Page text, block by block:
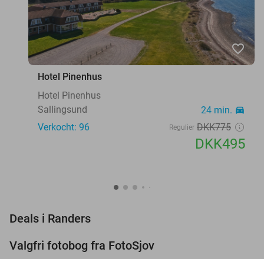
favorite_border
Hotel Pinenhus
Hotel Pinenhus
Sallingsund
24 min. directions_car
Verkocht: 96 Regulier DKK775
DKK495
Deals i Randers
Valgfri fotobog fra FotoSjov